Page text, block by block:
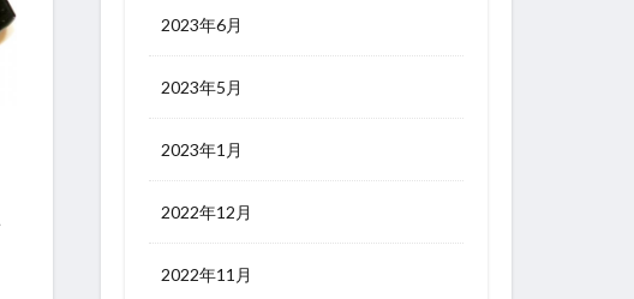
2023年6月
2023年5月
2023年1月
2022年12月
2022年11月